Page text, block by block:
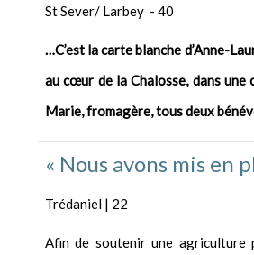
St Sever/ Larbey - 40
…C’est la carte blanche d’Anne-
au cœur de la Chalosse, dans
Marie, fromagère, tous deux
« Nous avons mis en
Trédaniel | 22
Afin de soutenir une agriculture